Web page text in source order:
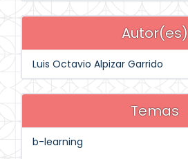
Autor(es)
Luis Octavio Alpizar Garrido
Temas
b-learning